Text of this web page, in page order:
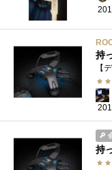
持
持